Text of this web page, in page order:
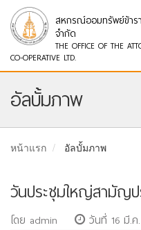
สหกรณ์ออมทรัพย์ข้าร
จำกัด
THE OFFICE OF THE
CO-OPERATIVE LTD.
อัลบั้มภาพ
หน้าแรก อัลบั้มภาพ
วันประชุมใหญ่สามัญป
โดย admin วันที่ 16 มี.ค